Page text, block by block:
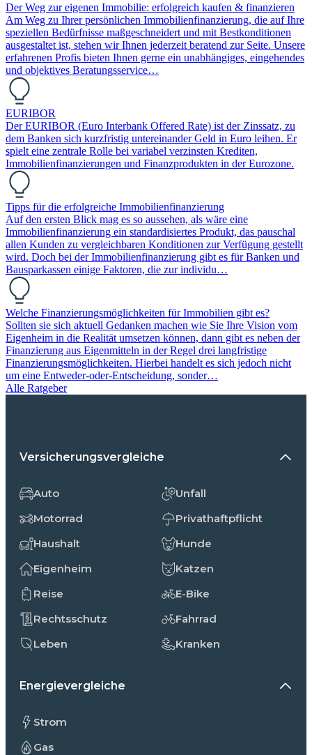
Der Weg zur eigenen Immobilie: erfolgreich kaufen & finanzieren
Am Weg zu Ihrer persönlichen Immobilienfinanzierung, die auf Ihre
speziellen Bedürfnisse maßgeschneidert und mit Bestkonditionen
ausgestaltet ist, stehen wir Ihnen jederzeit beratend zur Seite. Unsere
erfahrenen Profis bieten Ihnen gerne ein unabhängiges, eingehendes
und objektives Beratungsservice…
EURIBOR
Der EURIBOR (Euro Interbank Offered Rate) ist der Zinssatz, zu
dem Banken sich kurzfristig untereinander Geld in Euro leihen. Er
spielt eine zentrale Rolle bei variabel verzinsten Krediten,
Immobilienfinanzierungen und Finanzprodukten in der Eurozone.
Tipps für die erfolgreiche Immobilienfinanzierung
Auf den ersten Blick mag es so aussehen, als wäre eine
Immobilienfinanzierung ein standardisiertes Produkt, das pauschal
allen Kunden zu vergleichbaren Konditionen zur Verfügung gestellt
wird. Doch bei der Immobilienfinanzierung gibt es für Banken und
Bausparkassen einige Faktoren, die zur individu…
Welche Finanzierungsmöglichkeiten für Immobilien gibt es?
Sollten sie sich aktuell Gedanken machen wie Sie Ihre Vision vom
Eigenheim in die Realität umsetzen können, dann gibt es neben der
Finanzierung aus Eigenmitteln in der Regel drei langfristige
Finanzierungsmöglichkeiten. Hierbei handelt es sich jedoch nicht
um eine Entweder-oder-Entscheidung, sonder…
Alle Ratgeber
Versicherungsvergleiche
Auto
Motorrad
Haushalt
Eigenheim
Reise
Rechtsschutz
Leben
Unfall
Privathaftpflicht
Hunde
Katzen
E-Bike
Fahrrad
Kranken
Energievergleiche
Strom
Gas